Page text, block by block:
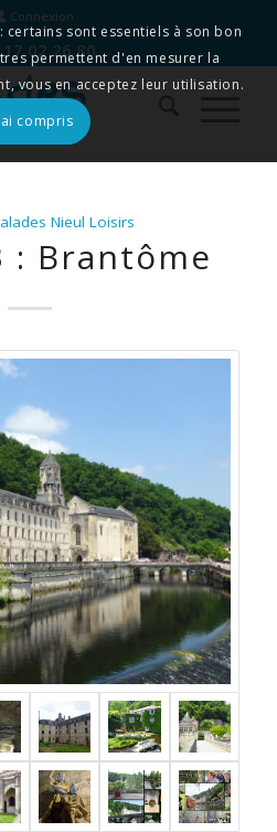
Connexion
02 26 80
Nieul Loisirs
: Brantôme
certains sont essentiels à son bon
permettent d'en mesurer la
vous en acceptez leur utilisation.
compris